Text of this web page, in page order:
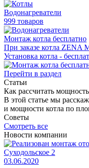
Водонагреватели
999 товаров
Монтаж котла бесплатно
При заказе котла ZENA
Установка котла -
Перейти в раздел
Статьи
Как раcсчитать
В этой статье мы
и мощности котла по
Советы
Смотреть все
Новости компании
03.06.2020